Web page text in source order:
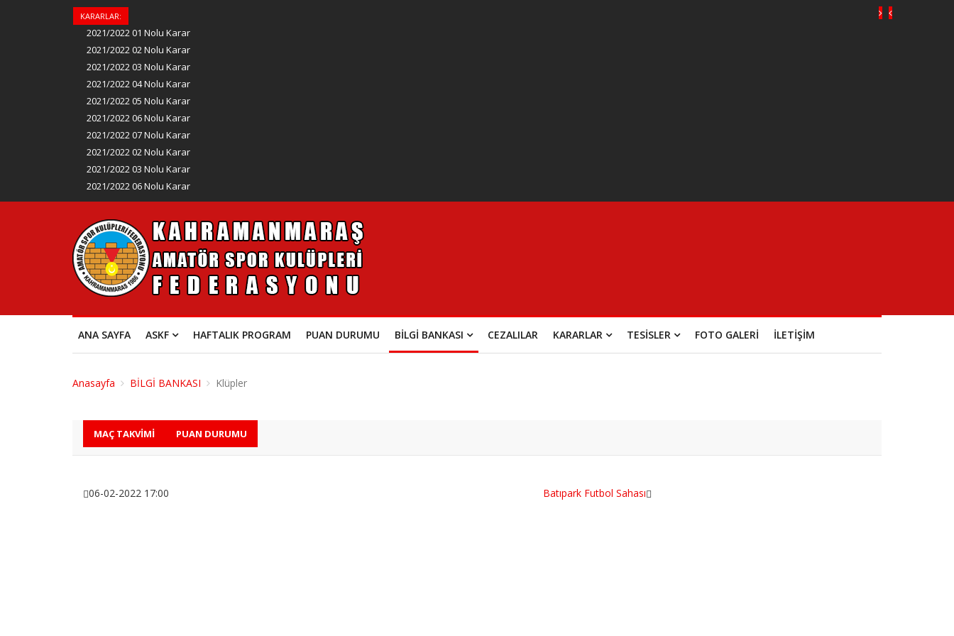
KARARLAR:
2021/2022 01 Nolu Karar
2021/2022 02 Nolu Karar
2021/2022 03 Nolu Karar
2021/2022 04 Nolu Karar
2021/2022 05 Nolu Karar
2021/2022 06 Nolu Karar
2021/2022 07 Nolu Karar
2021/2022 02 Nolu Karar
2021/2022 03 Nolu Karar
2021/2022 06 Nolu Karar
ANA SAYFA ASKF HAFTALIK PROGRAM PUAN DURUMU BİLGİ BANKASI CEZALILAR KARARLAR TESİSLER FOTO GALERİ İLETİŞİM
Anasayfa BİLGİ BANKASI Klüpler
MAÇ TAKVIMI PUAN DURUMU
06-02-2022 17:00 Batıpark Futbol Sahası